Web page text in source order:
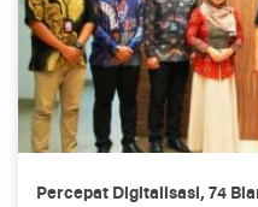
Percepat Digitalisasi, 74